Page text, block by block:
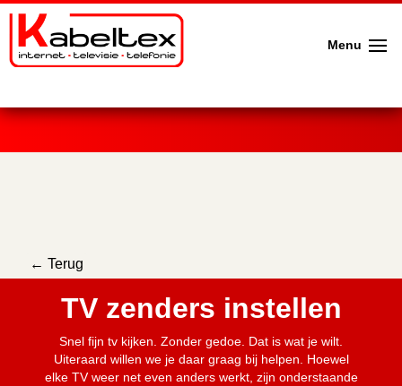
Menu
← Terug
TV zenders instellen
Snel fijn tv kijken. Zonder gedoe. Dat is wat je wilt.
Uiteraard willen we je daar graag bij helpen. Hoewel
elke TV weer net even anders werkt, zijn onderstaande